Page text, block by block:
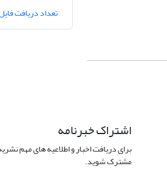
تعداد دریافت
اشتراک خبرنامه
برای دریافت اخبار و اطلاعیه های مهم
مشترک شوید.